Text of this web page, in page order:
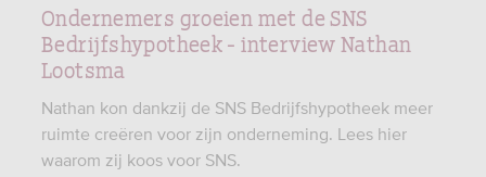
Ondernemers groeien met de SNS
Bedrijfshypotheek - interview Nathan
Lootsma
Nathan kon dankzij de SNS Bedrijfshypotheek meer
ruimte creëren voor zijn onderneming. Lees hier
waarom zij koos voor SNS.